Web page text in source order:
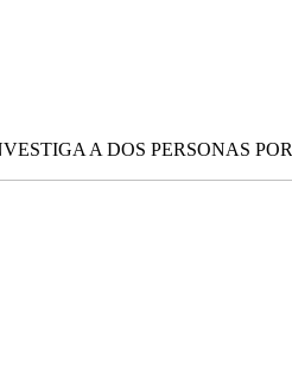
A DOS PERSONAS